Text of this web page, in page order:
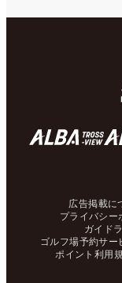
広告掲載に
プライバシー
ガイド
ゴルフ場予約サー
ポイント利用